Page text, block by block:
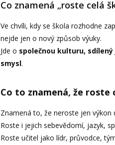
Co znamená „roste celá
Ve chvíli, kdy se škola rozhodne
nejde jen o nový způsob výuky.
Jde o společnou kulturu,
smysl.
Co to znamená, že roste
Znamená to, že neroste jen výkon
Roste i jejich sebevědomí, jazyk,
Roste učitel jako lídr, průvodce,